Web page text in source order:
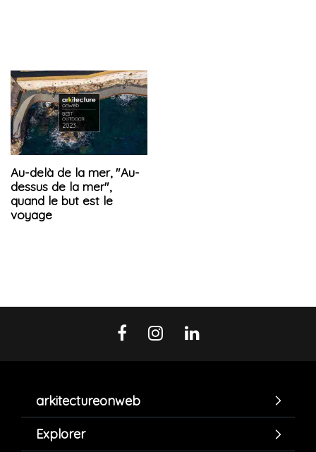
Au-delà de la mer, "Au-
dessus de la mer",
quand le but est le
voyage
arkitectureonweb
Explorer